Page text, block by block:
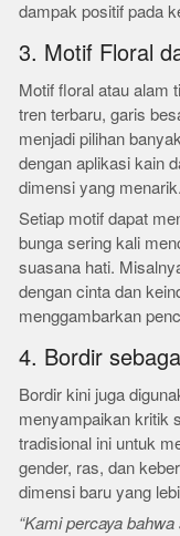
dampak positif pada
3. Motif Floral
Motif floral atau alam
tren terbaru, garis
menjadi pilihan
dengan aplikasi kain
dimensi yang menarik.
Setiap motif dapat
bunga sering kali
suasana hati.
dengan cinta dan
menggambarkan
4. Bordir
Bordir kini juga
menyampaikan kritik
tradisional ini untuk
gender, ras, dan
dimensi baru yang
“Kami percaya